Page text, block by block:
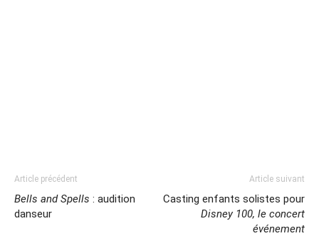
Article précédent
Bells and Spells : audition
danseur
Article suivant
Casting enfants solistes pour
Disney 100, le concert
événement